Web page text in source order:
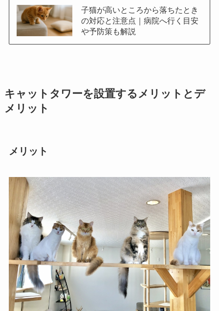
子猫が高いところから落ちたとき
の対応と注意点｜病院へ行く目安
や予防策も解説
キャットタワーを設置するメリットとデ
メリット
メリット